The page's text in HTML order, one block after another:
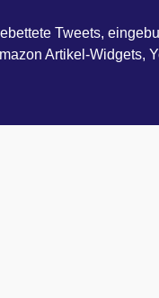
Tweets,
Artikel-Widgets,